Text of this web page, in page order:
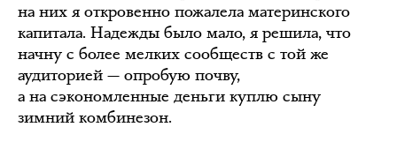
на них я откровенно пожалела материнского
капитала. Надежды было мало, я решила, что
начну с более мелких сообществ с той же
аудиторией — опробую почву,
а на сэкономленные деньги куплю сыну
зимний комбинезон.